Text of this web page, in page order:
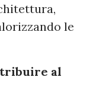
le
al